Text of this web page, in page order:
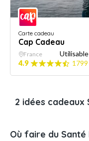
Carte cadeau
Cap Cadeau
France
4.9
1799
2 idées cadeaux
Où faire du Santé